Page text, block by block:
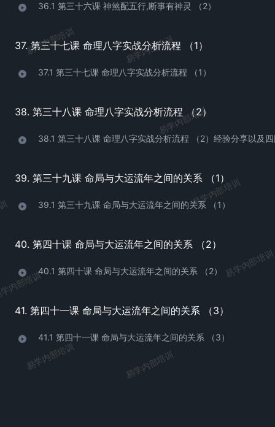
36.1 第三十六课 神煞配五行,断事有神灵 （2）
37. 第三十七课 命理八字实战分析流程 （1）
37.1 第三十七课 命理八字实战分析流程 （1）
38. 第三十八课 命理八字实战分析流程 （2）
38.1 第三十八课 命理八字实战分析流程 （2）经验分享以及
39. 第三十九课 命局与大运流年之间的关系 （1）
39.1 第三十九课 命局与大运流年之间的关系 （1）
40. 第四十课 命局与大运流年之间的关系 （2）
40.1 第四十课 命局与大运流年之间的关系 （2）
41. 第四十一课 命局与大运流年之间的关系 （3）
41.1 第四十一课 命局与大运流年之间的关系 （3）
易学内部培训 易学内部培训
易学内部培训
内部培训
易学内部培训
易学内部培训
易学内部培训
易学内部培训